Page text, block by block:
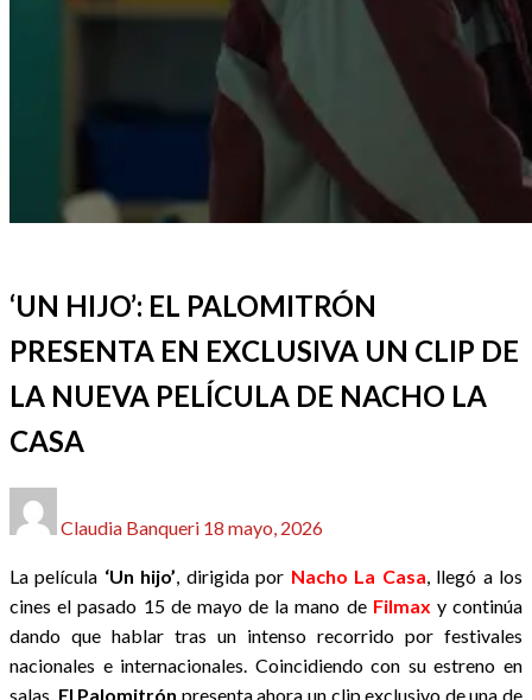
‘UN HIJO’: EL PALOMITRÓN
PRESENTA EN EXCLUSIVA UN CLIP DE
LA NUEVA PELÍCULA DE NACHO LA
CASA
Claudia Banqueri el
18 mayo, 2026
La película ‘Un hijo’, dirigida por Nacho La Casa, llegó a los
cines el pasado 15 de mayo de la mano de Filmax y continúa
dando que hablar tras un intenso recorrido por festivales
nacionales e internacionales. Coincidiendo con su estreno en
salas, El Palomitrón presenta ahora un clip exclusivo de una de